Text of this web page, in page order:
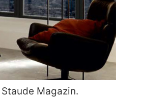
Magazin.